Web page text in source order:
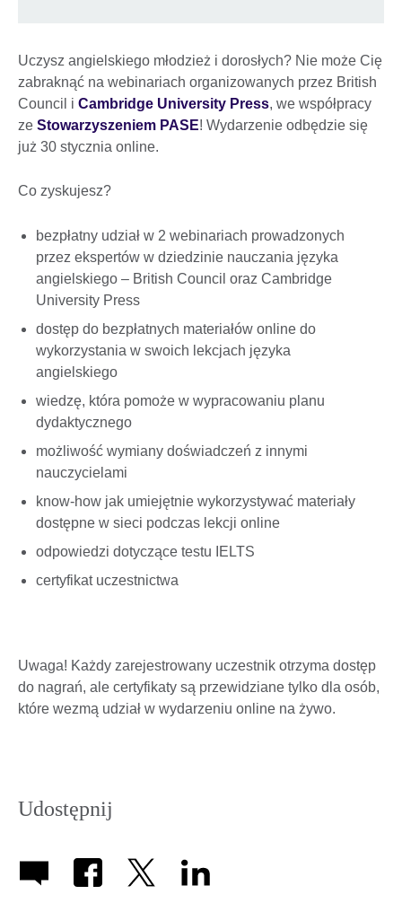
Uczysz angielskiego młodzież i dorosłych? Nie może Cię
zabraknąć na webinariach organizowanych przez British
Council i Cambridge University Press, we współpracy
ze Stowarzyszeniem PASE! Wydarzenie odbędzie się
już 30 stycznia online.
Co zyskujesz?
bezpłatny udział w 2 webinariach prowadzonych
przez ekspertów w dziedzinie nauczania języka
angielskiego – British Council oraz Cambridge
University Press
dostęp do bezpłatnych materiałów online do
wykorzystania w swoich lekcjach języka
angielskiego
wiedzę, która pomoże w wypracowaniu planu
dydaktycznego
możliwość wymiany doświadczeń z innymi
nauczycielami
know-how jak umiejętnie wykorzystywać materiały
dostępne w sieci podczas lekcji online
odpowiedzi dotyczące testu IELTS
certyfikat uczestnictwa
Uwaga! Każdy zarejestrowany uczestnik otrzyma dostęp
do nagrań, ale certyfikaty są przewidziane tylko dla osób,
które wezmą udział w wydarzeniu online na żywo.
Udostępnij